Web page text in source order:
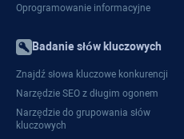
Oprogramowanie informacyjne
Badanie słów kluczowych
Znajdź słowa kluczowe konkurencji
Narzędzie SEO z długim ogonem
Narzędzie do grupowania słów
kluczowych